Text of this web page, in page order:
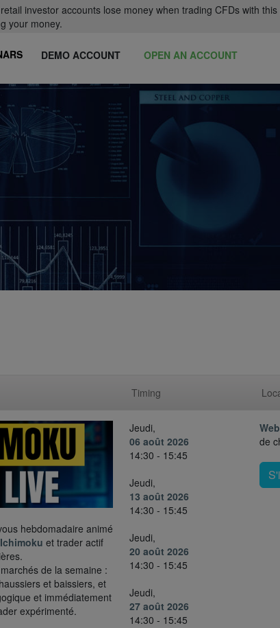
investor accounts lose money when trading CFDs with this
your money.
DEMO ACCOUNT OPEN AN ACCOUNT
Timing
hebdomadaire animé
Ichimoku et trader actif
de la semaine :
et baissiers, et
et immédiatement
expérimenté.
Jeudi,
06 août 2026
14:30 - 15:45
Jeudi,
13 août 2026
14:30 - 15:45
Jeudi,
20 août 2026
14:30 - 15:45
Jeudi,
27 août 2026
14:30 - 15:45
de